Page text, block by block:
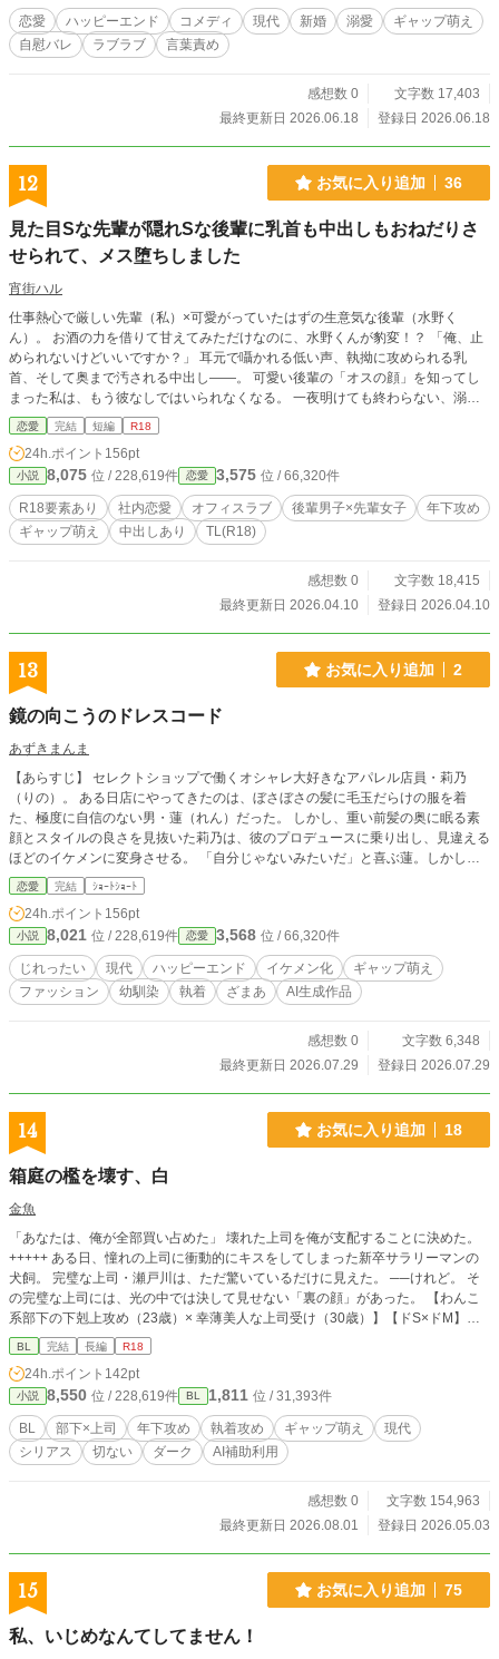
ながら、たまった欲求を一人で解消することにするのだが……。 「『お豆ダメ
なのぉ……♡』あたりからでしょうか」 まさかの内鍵をマスターキーで開けら
れ、はしたない姿と妄想の独り言を、一番見られたくない旦那様に最初から最後
無表情だった雅臣が放ったのは予想外の言葉で――？ 「まさかあなたがそんな
に……ドスケベだったなんて」 「あなたがドスケベであれば、私も我慢する必
を脱ぎ捨てた旦那様の本気。 茶室の引き戸は閉ざされ、彼女の妄想を遥かに超
える、激しく、淫らで、蕩けるような「お仕置き（ドスケベセックス）」が幕を
開ける！ 【お上品な若旦那×実は肉食なドスケベ若奥様】の、身も心もぐちゃぐ
ちゃに暴かれる濃厚和風新婚ラブ！
恋愛 ハッピーエンド コメディ 現代 新婚 溺愛
ギャップ萌え
自慰バレ
ラブラブ 言葉責め
感想数 0
文字数 17,403
最終更新日 2026.06.18
登録日 2026.06.18
12 お気に入り追加 36
見た目Sな先輩が隠れSな後輩に乳首も中出しもおねだりさ
せられて、メス堕ちしました
宵街ハル
仕事熱心で厳しい先輩（私）×可愛がっていたはずの生意気な後輩（水野く
ん）。 お酒の力を借りて甘えてみただけなのに、水野くんが豹変！？ 「俺、止
められないけどいいですか？」 耳元で囁かれる低い声、執拗に攻められる乳
首、そして奥まで汚される中出し――。 可愛い後輩の「オスの顔」を知ってし
まった私は、もう彼なしではいられなくなる。 一夜明けても終わらない、溺愛
と執着の物語。 ※本作はpixivからの再録です。 ※サイトの傾向に合わせ、タイ
トルや内容を一部調整しております。
恋愛 完結 短編 R18
24h.ポイント 156pt
小説 8,075 位 / 228,619件 恋愛 3,575 位 / 66,320件
R18要素あり 社内恋愛 オフィスラブ 後輩男子×先輩女子
年下攻め
ギャップ萌え
中出しあり TL(R18)
感想数 0
文字数 18,415
最終更新日 2026.04.10
登録日 2026.04.10
13 お気に入り追加 2
鏡の向こうのドレスコード
あずきまんま
【あらすじ】 セレクトショップで働くオシャレ大好きなアパレル店員・莉乃
（りの）。 ある日店にやってきたのは、ぼさぼさの髪に毛玉だらけの服を着
た、極度に自信のない男・蓮（れん）だった。 しかし、重い前髪の奥に眠る素
顔とスタイルの良さを見抜いた莉乃は、彼のプロデュースに乗り出し、見違える
ほどのイケメンに変身させる。 「自分じゃないみたいだ」と喜ぶ蓮。しかし数
日後、彼は再び元の“ダサ男”に戻って店にやってきた。 彼の背後に見え隠れする
のは、「そのままのダサい〇〇が可愛いよ」と甘い毒を囁き、彼から自信と自由
を奪おうとする幼馴染の存在で——。 服を愛するアパレル店員VS彼を支配した
い毒幼馴染。 洗脳の鎖を断ち切り、本当の自分を取り戻すシンデレラ（？）ス
トーリー！
恋愛 完結 ｼｮｰﾄｼｮｰﾄ
24h.ポイント 156pt
小説 8,021 位 / 228,619件 恋愛 3,568 位 / 66,320件
じれったい 現代 ハッピーエンド イケメン化
ギャップ萌え
ファッション
幼馴染 執着 ざまあ AI生成作品
感想数 0
文字数 6,348
最終更新日 2026.07.29
登録日 2026.07.29
14 お気に入り追加 18
箱庭の檻を壊す、白
金魚
​「あなたは、俺が全部買い占めた」 壊れた上司を俺が支配することに決めた。
+++++ ある日、憧れの上司に衝動的にキスをしてしまった新卒サラリーマンの
犬飼。 完璧な上司・瀬戸川は、ただ驚いているだけに見えた。 ──けれど。 そ
の完璧な上司には、光の中では決して見せない「裏の顔」があった。 ​【わんこ
系部下の下剋上攻め（23歳）× 幸薄美人な上司受け（30歳）】【ドS×ドM】
【光×闇】 「共依存」「歪な主従関係」「昼夜逆転のギャップ」がお好きな方、
どうぞ。 （※無断転載禁止です。） （※他サイトにも投稿しています。）
BL 完結 長編 R18
24h.ポイント 142pt
小説 8,550 位 / 228,619件 BL 1,811 位 / 31,393件
BL 部下×上司 年下攻め 執着攻め ギャップ萌え
現代
シリアス
切ない ダーク AI補助利用
感想数 0
文字数 154,963
最終更新日 2026.08.01
登録日 2026.05.03
15 お気に入り追加 75
私、いじめなんてしてません！